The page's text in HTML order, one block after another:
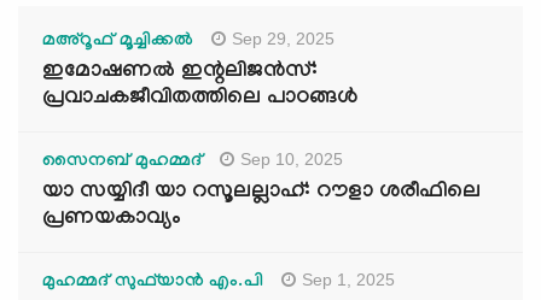
മഅ്റൂഫ് മൂച്ചിക്കല്‍ Sep 29, 2025
ഇമോഷണൽ ഇന്റലിജൻസ്:
പ്രവാചകജീവിതത്തിലെ പാഠങ്ങൾ
സൈനബ് മുഹമ്മദ് Sep 10, 2025
യാ സയ്യിദീ യാ റസൂലല്ലാഹ്: റൗളാ ശരീഫിലെ
പ്രണയകാവ്യം
മുഹമ്മദ് സുഫ്‌യാൻ എം.പി Sep 1, 2025